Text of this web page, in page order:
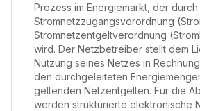
Prozess im Energiemarkt, der
Stromnetzzugangsverordnung
Stromnetzentgeltverordnung
wird. Der Netzbetreiber stellt dem
Nutzung seines Netzes in
den durchgeleiteten
geltenden Netzentgelten. Für die
werden strukturierte elektronische